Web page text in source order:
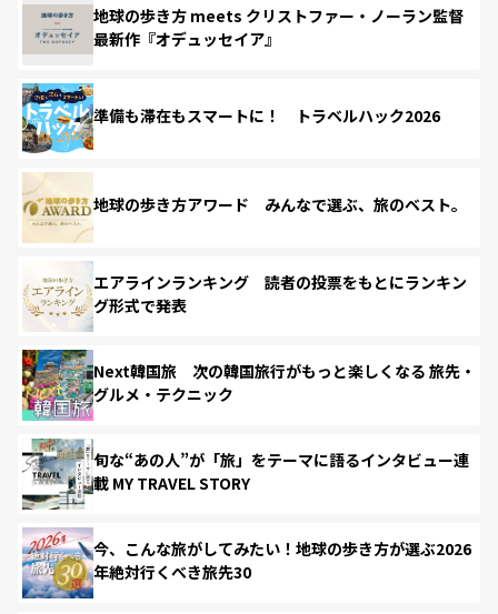
地球の歩き方 meets クリストファー・ノーラン監督
最新作『オデュッセイア』
準備も滞在もスマートに！ トラベルハック2026
地球の歩き方アワード みんなで選ぶ、旅のベスト。
エアラインランキング 読者の投票をもとにランキン
グ形式で発表
Next韓国旅 次の韓国旅行がもっと楽しくなる 旅先・
グルメ・テクニック
旬な“あの人”が「旅」をテーマに語るインタビュー連
載 MY TRAVEL STORY
今、こんな旅がしてみたい！地球の歩き方が選ぶ2026
年絶対行くべき旅先30